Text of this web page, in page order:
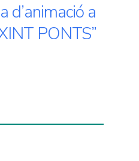
d’animació a
PONTS”